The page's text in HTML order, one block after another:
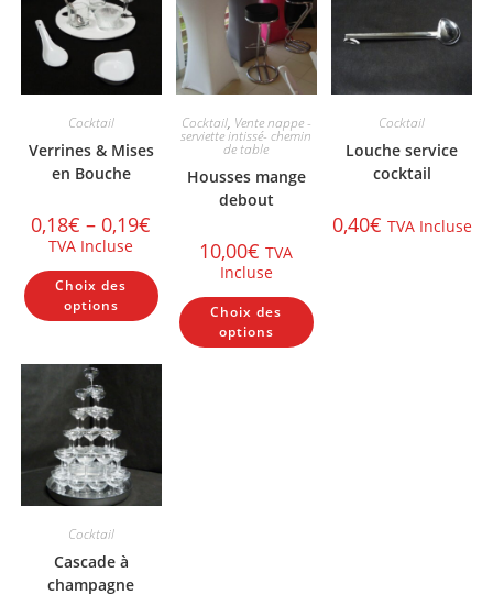
Cocktail
Verrines & Mises
en Bouche
0,18€ – 0,19€
TVA Incluse
Choix des
options
plusieurs
variations.
options
du
Cocktail, Vente nappe -
serviette intissé- chemin
de table
Housses mange
debout
10,00€ TVA
Incluse
Choix des
options
Cocktail
Louche service
cocktail
0,40€ TVA Incluse
Cocktail
Cascade à
champagne